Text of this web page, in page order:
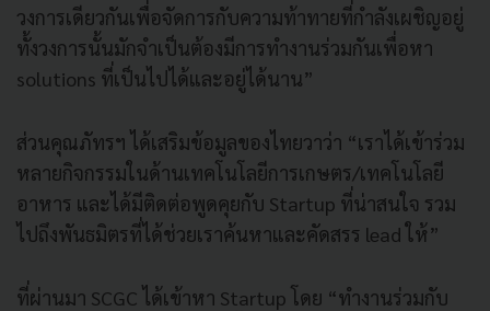
วงการเดียวกันเพื่อจัดการกับความท้าทายที่กำลังเผชิญอยู่
ทั้งวงการนั้นมักจำเป็นต้องมีการทำงานร่วมกันเพื่อหา
solutions ที่เป็นไปได้และอยู่ได้นาน”
ส่วนคุณภัทรฯ ได้เสริมข้อมูลของไทยวาว่า “เราได้เข้าร่วม
หลายกิจกรรมในด้านเทคโนโลยีการเกษตร/เทคโนโลยี
อาหาร และได้มีติดต่อพูดคุยกับ Startup ที่น่าสนใจ รวม
ไปถึงพันธมิตรที่ได้ช่วยเราค้นหาและคัดสรร lead ให้”
ที่ผ่านมา SCGC ได้เข้าหา Startup โดย “ทำงานร่วมกับ